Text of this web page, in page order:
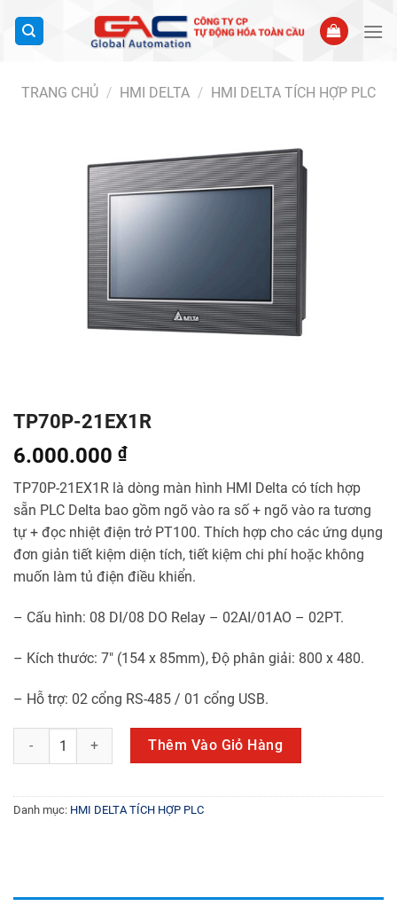
qua
TRANG CHỦ / HMI DELTA / HMI DELTA TÍCH HỢP PLC
TP70P-21EX1R
6.000.000 ₫
TP70P-21EX1R là dòng màn hình HMI Delta có tích hợp
sẵn PLC Delta bao gồm ngõ vào ra số + ngõ vào ra tương
tự + đọc nhiệt điện trở PT100. Thích hợp cho các ứng dụng
đơn giản tiết kiệm diện tích, tiết kiệm chi phí hoặc không
muốn làm tủ điện điều khiển.
– Cấu hình: 08 DI/08 DO Relay – 02AI/01AO – 02PT.
– Kích thước: 7″ (154 x 85mm), Độ phân giải: 800 x 480.
– Hỗ trợ: 02 cổng RS-485 / 01 cổng USB.
TP70P-21EX1R số lượngThêm Vào Giỏ Hàng
Danh mục: HMI DELTA TÍCH HỢP PLC